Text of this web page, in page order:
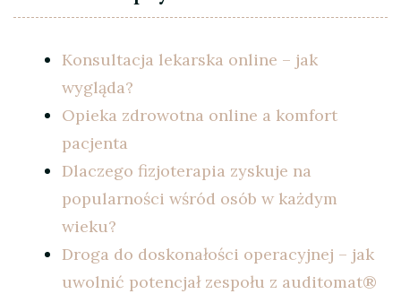
Konsultacja lekarska online – jak
wygląda?
Opieka zdrowotna online a komfort
pacjenta
Dlaczego fizjoterapia zyskuje na
popularności wśród osób w każdym
wieku?
Droga do doskonałości operacyjnej – jak
uwolnić potencjał zespołu z auditomat®